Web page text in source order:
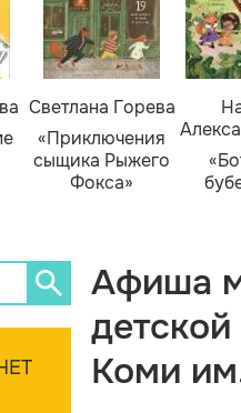
Светлана Горева
«Приключения
сыщика Рыжего
Фокса»
Афиша
Коми